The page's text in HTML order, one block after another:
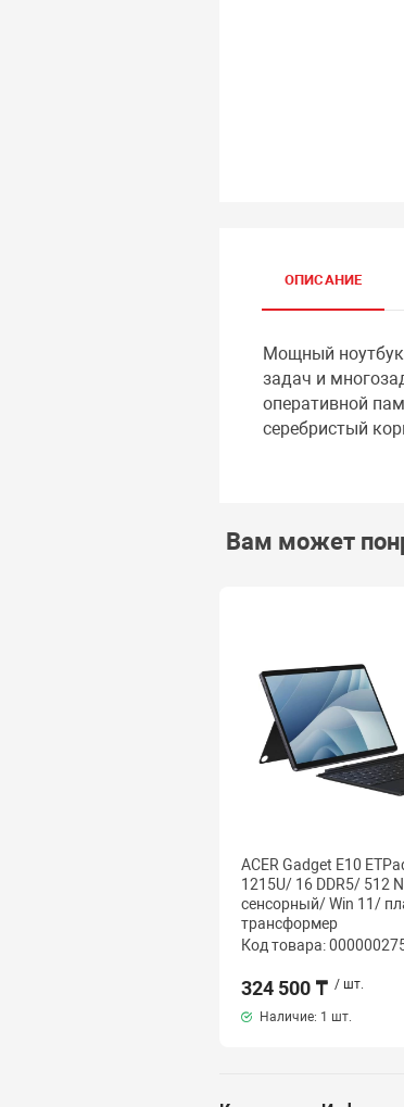
ОПИСАНИЕ
Мощный ноутбук
задач и
оперативной
серебристый
Вам может
ACER Gadget E10
1215U/ 16 DDR5/ 512
сенсорный/ Win 11/
трансформер
Код товара:
324 500 ₸ / шт.
Наличие: 1 шт.